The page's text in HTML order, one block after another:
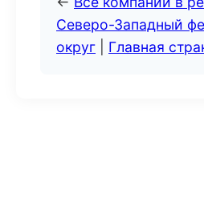
Северо-Западный
округ
Главная